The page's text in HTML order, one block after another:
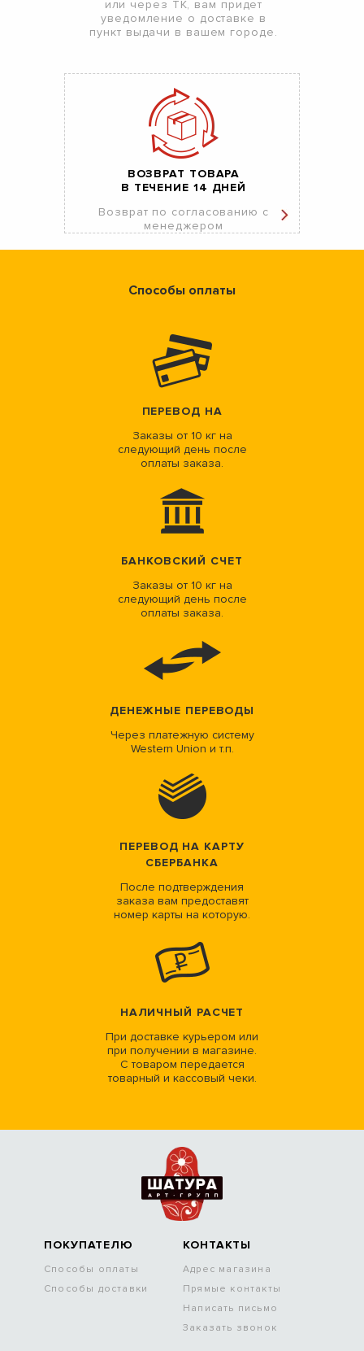
или через ТК, вам придет
уведомление о доставке в
пункт выдачи в вашем городе.
ВОЗВРАТ ТОВАРА
В ТЕЧЕНИЕ 14 ДНЕЙ
Возврат по согласованию с
менеджером
Способы оплаты
ПЕРЕВОД НА
Заказы от 10 кг на
следующий день после
оплаты заказа.
БАНКОВСКИЙ СЧЕТ
Заказы от 10 кг на
следующий день после
оплаты заказа.
ДЕНЕЖНЫЕ ПЕРЕВОДЫ
Через платежную систему
Western Union и т.п.
ПЕРЕВОД НА КАРТУ
СБЕРБАНКА
После подтверждения
заказа вам предоставят
номер карты на которую.
НАЛИЧНЫЙ РАСЧЕТ
При доставке курьером или
при получении в магазине.
С товаром передается
товарный и кассовый чеки.
ПОКУПАТЕЛЮ
Способы оплаты
Способы доставки
КОНТАКТЫ
Адрес магазина
Прямые контакты
Написать письмо
Заказать звонок